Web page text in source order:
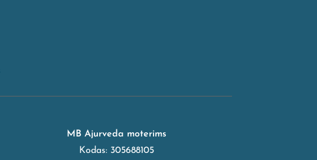
MB Ajurveda moterims
Kodas: 305688105